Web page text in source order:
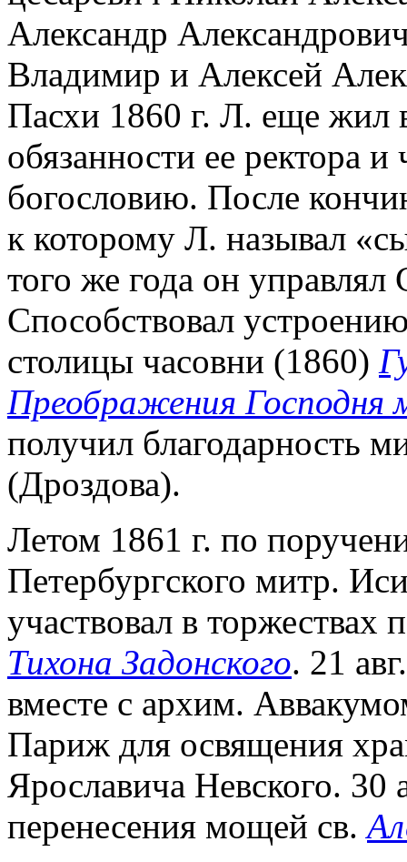
Александр
Владимир и Алексей
Пасхи 1860 г. Л. еще жил
обязанности ее ректора
богословию. После
к которому Л. называл
того же года он
Способствовал
столицы часовни (1860)
Преображения Господня
получил благодарность
(Дроздова).
Летом 1861 г. по
Петербургского митр.
участвовал в
Тихона Задонского. 21
вместе с архим.
Париж для освящения
Ярославича Невского. 30
перенесения мощей св.